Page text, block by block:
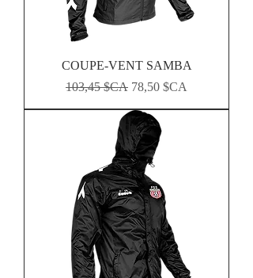
COUPE-VENT SAMBA
Prix original
103,45 $CA Prix promotionnel
78,50 $CA